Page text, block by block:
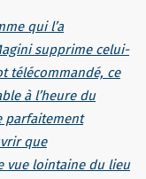
qui l’a
supprime celui-
télécommandé, ce
à l’heure du
parfaitement
que
vue lointaine du lieu